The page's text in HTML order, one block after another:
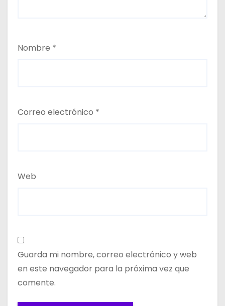
Nombre *
Correo electrónico *
Web
Guarda mi nombre, correo electrónico y web
en este navegador para la próxima vez que
comente.